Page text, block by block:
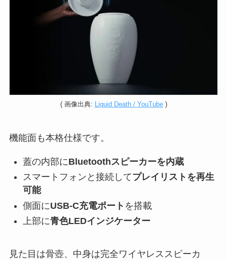
( 画像出典: Liquid Death / YouTube)
機能面も本格仕様です。
蓋の内部にBluetoothスピーカーを内蔵
スマートフォンと接続してプレイリストを再生
可能
側面にUSB-C充電ポート を搭載
上部に青色LEDインジケーター
見た目は骨壺、中身は完全ワイヤレススピーカ